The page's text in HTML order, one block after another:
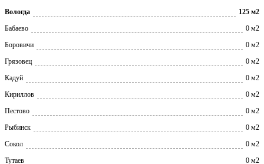
Вологда
125 м2
Бабаево
0 м2
Боровичи
0 м2
Грязовец
0 м2
Кадуй
0 м2
Кириллов
0 м2
Пестово
0 м2
Рыбинск
0 м2
Сокол
0 м2
Тутаев
0 м2